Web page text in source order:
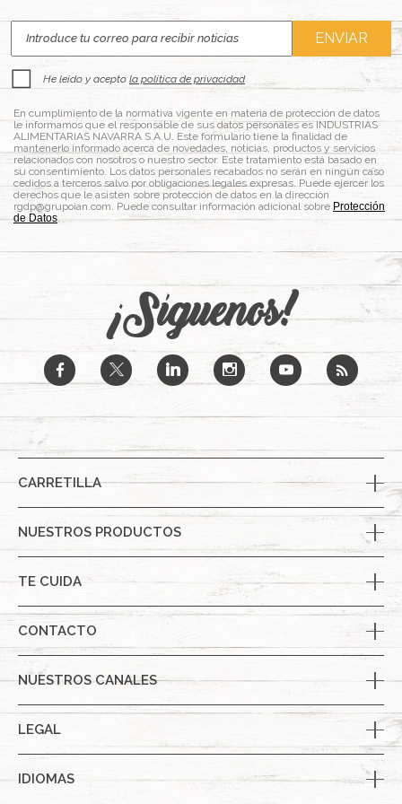
He leído y acepto la política de privacidad
En cumplimiento de la normativa vigente en materia de protección de datos
le informamos que el responsable de sus datos personales es INDUSTRIAS
ALIMENTARIAS NAVARRA S.A.U. Este formulario tiene la finalidad de
mantenerlo informado acerca de novedades, noticias, productos y servicios
relacionados con nosotros o nuestro sector. Este tratamiento está basado en
su consentimiento. Los datos personales recabados no serán en ningún caso
cedidos a terceros salvo por obligaciones legales expresas. Puede ejercer los
derechos que le asisten sobre protección de datos en la dirección
rgdp@grupoian.com. Puede consultar información adicional sobre Protección
de Datos.
¡Síguenos!
b a j x r
CARRETILLA
NUESTROS PRODUCTOS
TE CUIDA
CONTACTO
NUESTROS CANALES
LEGAL
IDIOMAS